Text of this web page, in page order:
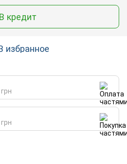
В кредит
избранное